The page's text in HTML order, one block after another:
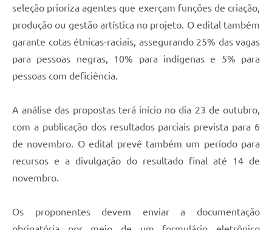
seleção prioriza agentes que exerçam funções de criação,
produção ou gestão artística no projeto. O edital também
garante cotas étnicas-raciais, assegurando 25% das vagas
para pessoas negras, 10% para indígenas e 5% para
pessoas com deficiência.
A análise das propostas terá início no dia 23 de outubro,
com a publicação dos resultados parciais prevista para 6
de novembro. O edital prevê também um período para
recursos e a divulgação do resultado final até 14 de
novembro.
Os proponentes devem enviar a documentação